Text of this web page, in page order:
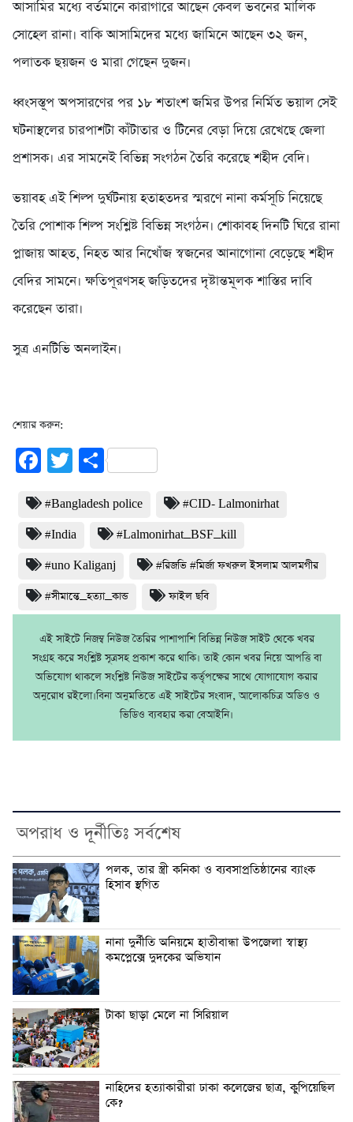
আসামির মধ্যে বর্তমানে কারাগারে আছেন কেবল ভবনের মালিক
সোহেল রানা। বাকি আসামিদের মধ্যে জামিনে আছেন ৩২ জন,
পলাতক ছয়জন ও মারা গেছেন দুজন।
ধ্বংসস্তূপ অপসারণের পর ১৮ শতাংশ জমির উপর নির্মিত ভয়াল সেই
ঘটনাস্থলের চারপাশটা কাঁটাতার ও টিনের বেড়া দিয়ে রেখেছে জেলা
প্রশাসক। এর সামনেই বিভিন্ন সংগঠন তৈরি করেছে শহীদ বেদি।
ভয়াবহ এই শিল্প দুর্ঘটনায় হতাহতদর স্মরণে নানা কর্মসূচি নিয়েছে
তৈরি পোশাক শিল্প সংশ্লিষ্ট বিভিন্ন সংগঠন। শোকাবহ দিনটি ঘিরে রানা
প্লাজায় আহত, নিহত আর নিখোঁজ স্বজনের আনাগোনা বেড়েছে শহীদ
বেদির সামনে। ক্ষতিপূরণসহ জড়িতদের দৃষ্টান্তমূলক শাস্তির দাবি
করেছেন তারা।
সুত্র এনটিভি অনলাইন।
শেয়ার করুন:
Facebook
TwitterShare
#Bangladesh police #CID- Lalmonirhat
#India #Lalmonirhat_BSF_kill
#uno Kaliganj #রিজভি #মির্জা ফখরুল ইসলাম আলমগীর
#সীমান্তে_হত্যা_কান্ড ফাইল ছবি
এই সাইটে নিজম্ব নিউজ তৈরির পাশাপাশি বিভিন্ন নিউজ সাইট থেকে খবর
সংগ্রহ করে সংশ্লিষ্ট সূত্রসহ প্রকাশ করে থাকি। তাই কোন খবর নিয়ে আপত্তি বা
অভিযোগ থাকলে সংশ্লিষ্ট নিউজ সাইটের কর্তৃপক্ষের সাথে যোগাযোগ করার
অনুরোধ রইলো।বিনা অনুমতিতে এই সাইটের সংবাদ, আলোকচিত্র অডিও ও
ভিডিও ব্যবহার করা বেআইনি।
অপরাধ ও দূর্নীতিঃ সর্বশেষ
পলক, তার স্ত্রী কনিকা ও ব্যবসাপ্রতিষ্ঠানের ব্যাংক
হিসাব স্থগিত
নানা দুর্নীতি অনিয়মে হাতীবান্ধা উপজেলা স্বাস্থ্য
কমপ্লেক্সে দুদকের অভিযান
টাকা ছাড়া মেলে না সিরিয়াল
নাহিদের হত্যাকারীরা ঢাকা কলেজের ছাত্র, কুপিয়েছিল
কে?